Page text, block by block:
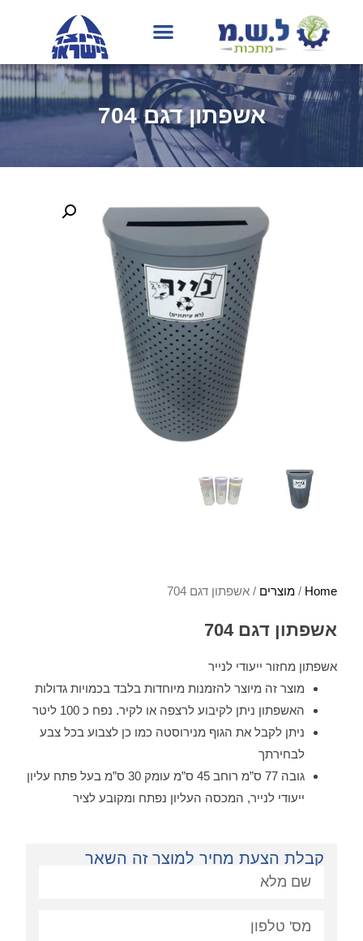
אשפתון דגם 704
Home
/מוצרים / אשפתון דגם 704
אשפתון דגם 704
אשפתון מחזור ייעודי לנייר
מוצר זה מיוצר להזמנות מיוחדות בלבד בכמויות גדולות
האשפתון ניתן לקיבוע לרצפה או לקיר. נפח כ 100 ליטר
ניתן לקבל את הגוף מנירוסטה כמו כן לצבוע בכל צבע
לבחירתך
גובה 77 ס”מ רוחב 45 ס”מ עומק 30 ס”מ בעל פתח עליון
ייעודי לנייר, המכסה העליון נפתח ומקובע לציר
קבלת הצעת מחיר למוצר זה השאר
פניה: